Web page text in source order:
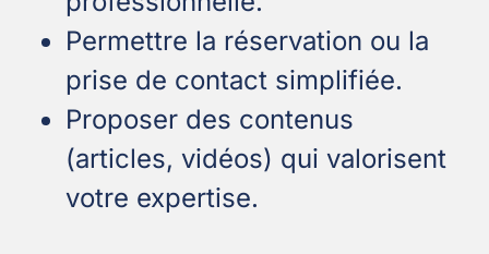
Permettre la réservation ou la
prise de contact simplifiée.
Proposer des contenus
(articles, vidéos) qui valorisent
votre expertise.